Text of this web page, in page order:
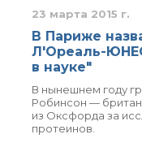
23 марта 2015 г.
В Париже
Л'Ореаль-
в науке"
В нынешнем году
Робинсон —
из Оксфорда за
протеинов.